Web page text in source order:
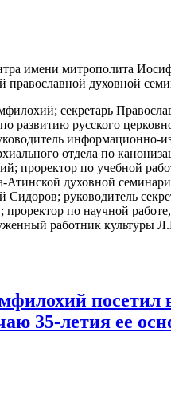
имени митрополита
православной духовной
секретарь
развитию русского
информационно-
отдела по
проректор по учебной
духовной
руководитель
по научной
работник культуры
35-летия ее